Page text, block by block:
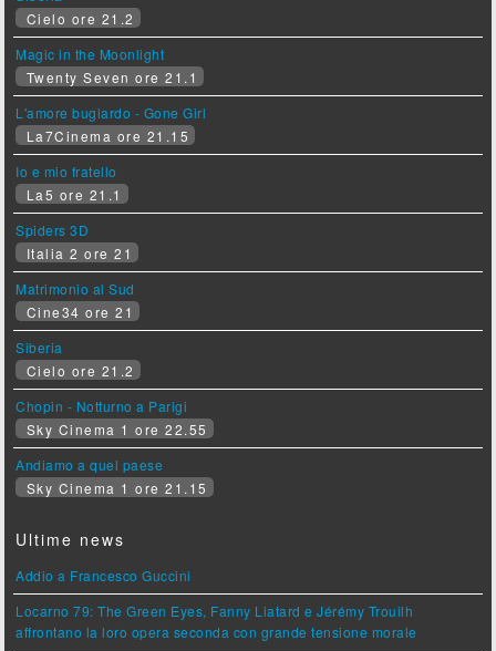
Cielo ore 21.2
Magic in the Moonlight
Twenty Seven ore 21.1
L'amore bugiardo - Gone Girl
La7Cinema ore 21.15
Io e mio fratello
La5 ore 21.1
Spiders 3D
Italia 2 ore 21
Matrimonio al Sud
Cine34 ore 21
Siberia
Cielo ore 21.2
Chopin - Notturno a Parigi
Sky Cinema 1 ore 22.55
Andiamo a quel paese
Sky Cinema 1 ore 21.15
Ultime news
Addio a Francesco Guccini
Locarno 79: The Green Eyes, Fanny Liatard e Jérémy Trouilh
affrontano la loro opera seconda con grande tensione morale